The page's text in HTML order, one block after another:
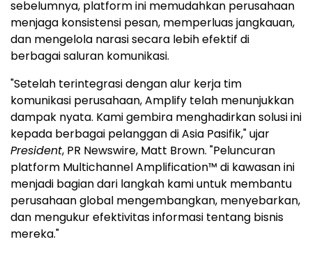
sebelumnya, platform ini memudahkan perusahaan
menjaga konsistensi pesan, memperluas jangkauan,
dan mengelola narasi secara lebih efektif di
berbagai saluran komunikasi.
"Setelah terintegrasi dengan alur kerja tim
komunikasi perusahaan, Amplify telah menunjukkan
dampak nyata. Kami gembira menghadirkan solusi ini
kepada berbagai pelanggan di Asia Pasifik," ujar
President, PR Newswire, Matt Brown. "Peluncuran
platform Multichannel Amplification™ di kawasan ini
menjadi bagian dari langkah kami untuk membantu
perusahaan global mengembangkan, menyebarkan,
dan mengukur efektivitas informasi tentang bisnis
mereka."